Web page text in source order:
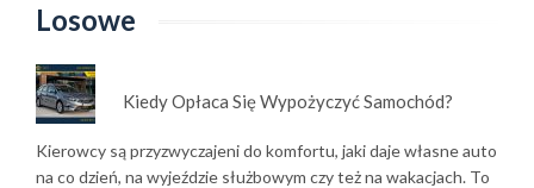
Losowe
Kiedy Opłaca Się Wypożyczyć Samochód?
Kierowcy są przyzwyczajeni do komfortu, jaki daje własne auto
na co dzień, na wyjeździe służbowym czy też na wakacjach. To